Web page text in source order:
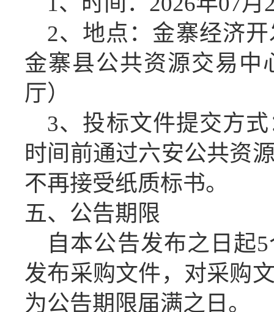
2、地点：金寨经济
金寨县公共资源交易中
厅）
3、投标文件提交方
时间前通过六安公共资
不再接受纸质标书。
五、公告期限
自本公告发布之日起
发布采购文件，对采购
为公告期限届满之日。